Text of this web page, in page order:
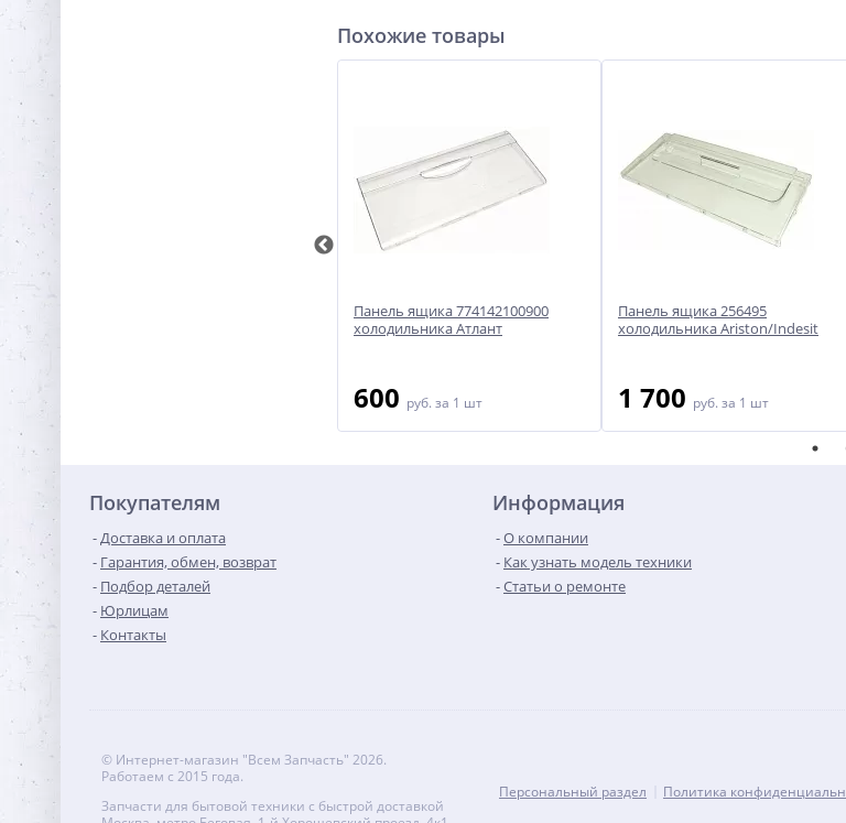
Похожие товары
Панель ящика 774142100900
холодильника Атлант
600 руб. за 1 шт
Панель ящика 256495
холодильника Ariston/Indesit
1 700 руб. за 1 шт
Покупателям
Доставка и оплата
Гарантия, обмен, возврат
Подбор деталей
Юрлицам
Контакты
Информация
О компании
Как узнать модель техники
Статьи о ремонте
© Интернет-магазин "Всем Запчасть" 2026.
Работаем с 2015 года.
Запчасти для бытовой техники с быстрой доставкой
Персональный раздел Политика